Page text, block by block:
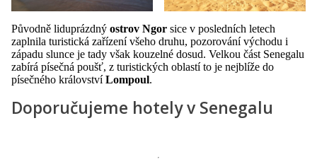
Původně liduprázdný ostrov Ngor sice v posledních letech
zaplnila turistická zařízení všeho druhu, pozorování východu i
západu slunce je tady však kouzelné dosud. Velkou část Senegalu
zabírá písečná poušť, z turistických oblastí to je nejblíže do
písečného královstvíLompoul.
Doporučujeme hotely v Senegalu